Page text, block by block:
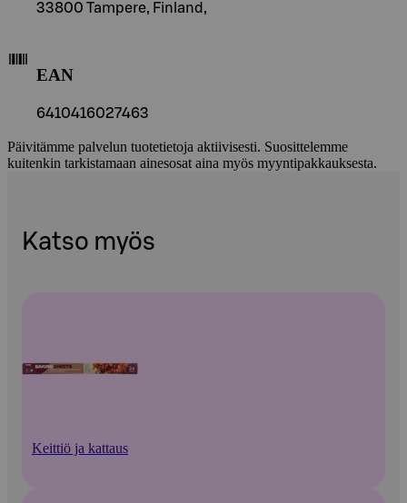
33800 Tampere, Finland,
EAN
6410416027463
Päivitämme palvelun tuotetietoja aktiivisesti. Suosittelemme
kuitenkin tarkistamaan ainesosat aina myös myyntipakkauksesta.
Katso myös
Keittiö ja kattaus